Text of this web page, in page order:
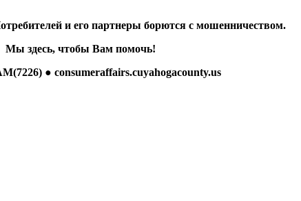
и его партнеры борются с мошенничеством.
Мы здесь, чтобы Вам помочь!
(7226) ● consumeraffairs.cuyahogacounty.us